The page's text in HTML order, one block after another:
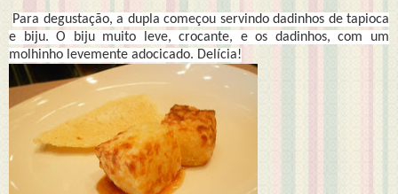
Para degustação, a dupla começou servindo dadinhos de tapioca
e biju. O biju muito leve, crocante, e os dadinhos, com um
molhinho levemente adocicado. Delícia!